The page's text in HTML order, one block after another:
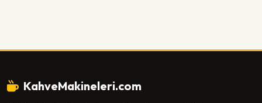
KahveMakineleri.com